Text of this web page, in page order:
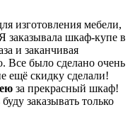
изготовления мебели,
заказывала шкаф-купе в
и заканчивая
Все было сделано очень
ещё скидку сделали!
за прекрасный шкаф!
заказывать только